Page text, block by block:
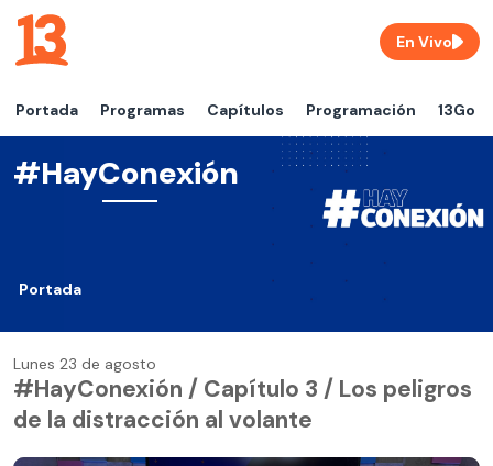
Portada Programas Capítulos Programación 13Go
En Vivo
#HayConexión
Portada
Lunes 23 de agosto
#HayConexión / Capítulo 3 / Los peligros
de la distracción al volante